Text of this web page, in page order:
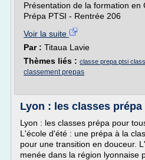
Présentation de la formation en
Prépa PTSI - Rentrée 206
Voir la suite
Par : Titaua Lavie
Thèmes liés : classe prepa ptsi
classement prepas
Lyon : les classes
Lyon : les classes prépa pour
L'école d'été : une prépa à la
pour une transition en douceur.
menée dans la région lyonnaise